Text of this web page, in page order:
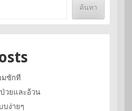
ค้นหา
มซักที
วยและอ้วน
บง่ายๆ